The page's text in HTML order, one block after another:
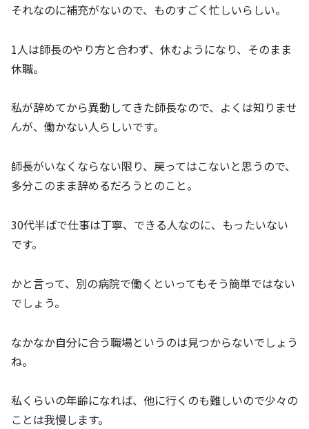
それなのに補充がないので、ものすごく忙しいらしい。
1人は師長のやり方と合わず、休むようになり、そのまま
休職。
私が辞めてから異動してきた師長なので、よくは知りませ
んが、働かない人らしいです。
師長がいなくならない限り、戻ってはこないと思うので、
多分このまま辞めるだろうとのこと。
30代半ばで仕事は丁寧、できる人なのに、もったいない
です。
かと言って、別の病院で働くといってもそう簡単ではない
でしょう。
なかなか自分に合う職場というのは見つからないでしょう
ね。
私くらいの年齢になれば、他に行くのも難しいので少々の
ことは我慢します。